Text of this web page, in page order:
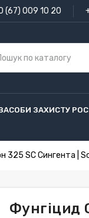
(67) 009 10 20
ЗАХИСТУ
325 SC Сингента |
Фунгіцид